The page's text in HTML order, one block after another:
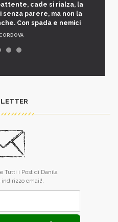
cade si rialza, la
senza parere, ma non la
Con spada e nemici
Tutti i Post di Danila
indirizzo email!.